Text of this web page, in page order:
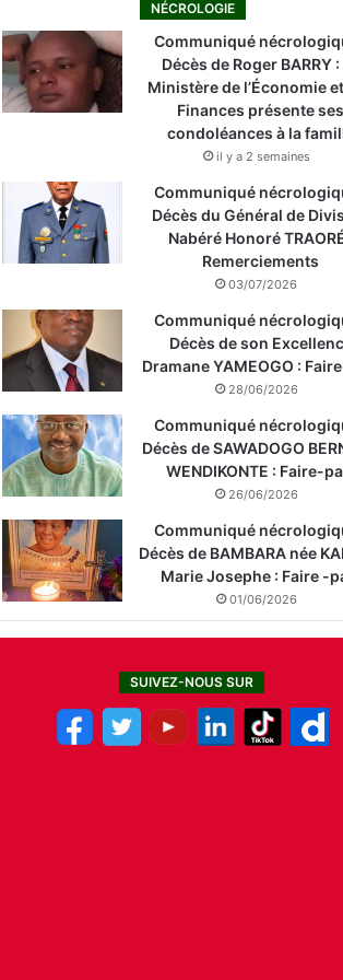
NÉCROLOGIE
Communiqué
Décès de Roger BARRY :
Ministère de l’Économie
Finances présente ses
condoléances à la
il y a 2 semaines
Communiqué
Décès du Général de
Nabéré Honoré
Remerciements
03/07/2026
Communiqué
Décès de son
Dramane YAMEOGO :
28/06/2026
Communiqué
Décès de SAWADOGO
WENDIKONTE : Faire-
26/06/2026
Communiqué
Décès de BAMBARA née
Marie Josephe : Faire -
01/06/2026
SUIVEZ-NOUS SUR